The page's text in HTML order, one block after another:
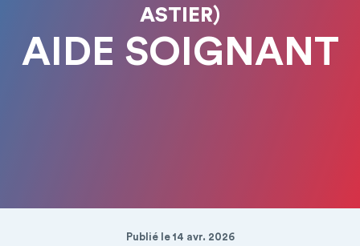
ASTIER)
AIDE SOIGNANT
Publié le 14 avr. 2026